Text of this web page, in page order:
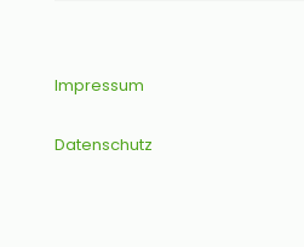
Impressum
Datenschutz